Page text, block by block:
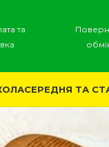
та
СЕРЕДНЯ ТА